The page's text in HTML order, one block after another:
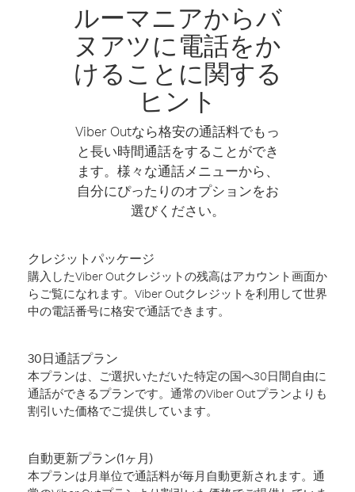
ルーマニアからバ
ヌアツに電話をか
けることに関する
ヒント
Viber Outなら格安の通話料でもっ
と長い時間通話をすることができ
ます。様々な通話メニューから、
自分にぴったりのオプションをお
選びください。
クレジットパッケージ
購入したViber Outクレジットの残高はアカウント画面か
らご覧になれます。Viber Outクレジットを利用して世界
中の電話番号に格安で通話できます。
30日通話プラン
本プランは、ご選択いただいた特定の国へ30日間自由に
通話ができるプランです。通常のViber Outプランよりも
割引いた価格でご提供しています。
自動更新プラン(1ヶ月)
本プランは月単位で通話料が毎月自動更新されます。通